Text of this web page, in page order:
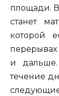
площади.
станет
которой
и дальше.
течение